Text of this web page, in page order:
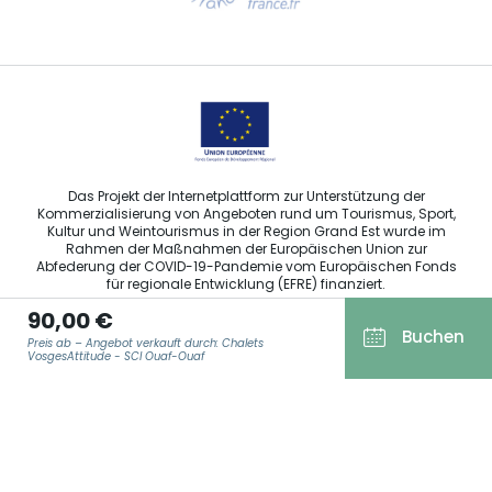
90,00 €
Preis ab – Angebot verkauft durch: Chalets
VosgesAttitude - SCI Ouaf-Ouaf
Buchen
Sprechen Sie uns per E-Mail an
Das Projekt der Internetplattform zur Unterstützung der
Kommerzialisierung von Angeboten rund um Tourismus, Sport,
Kultur und Weintourismus in der Region Grand Est wurde im
Rahmen der Maßnahmen der Europäischen Union zur
Abfederung der COVID-19-Pandemie vom Europäischen Fonds
für regionale Entwicklung (EFRE) finanziert.